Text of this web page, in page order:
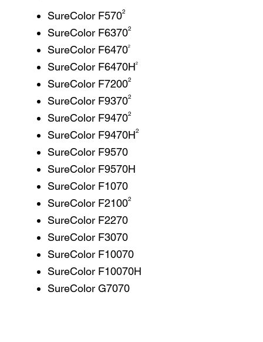
SureColor F5702
SureColor F63702
SureColor F64702
SureColor F6470H2
SureColor F72002
SureColor F93702
SureColor F94702
SureColor F9470H2
SureColor F9570
SureColor F9570H
SureColor F1070
SureColor F21002
SureColor F2270
SureColor F3070
SureColor F10070
SureColor F10070H
SureColor G7070